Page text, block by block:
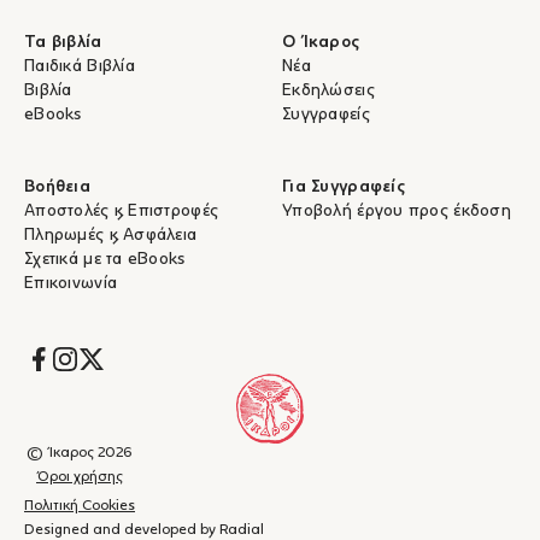
Τα βιβλία
Παιδικά Βιβλία
Βιβλία
eBooks
Ο Ίκαρος
Νέα
Εκδηλώσεις
Συγγραφείς
Βοήθεια
Αποστολές & Επιστροφές
Πληρωμές & Ασφάλεια
Σχετικά με τα eBooks
Επικοινωνία
Για Συγγραφείς
Υποβολή έργου προς έκδοση
Socials
© Ίκαρος 2026
Όροι χρήσης
Πολιτική Cookies
Designed and developed by Radial